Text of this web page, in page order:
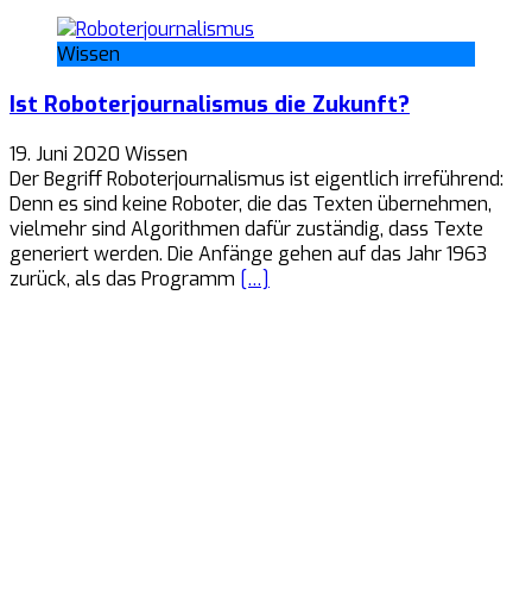
Wissen
Ist Roboterjournalismus die Zukunft?
19. Juni 2020 Wissen
Der Begriff Roboterjournalismus ist eigentlich irreführend:
Denn es sind keine Roboter, die das Texten übernehmen,
vielmehr sind Algorithmen dafür zuständig, dass Texte
generiert werden. Die Anfänge gehen auf das Jahr 1963
zurück, als das Programm […]